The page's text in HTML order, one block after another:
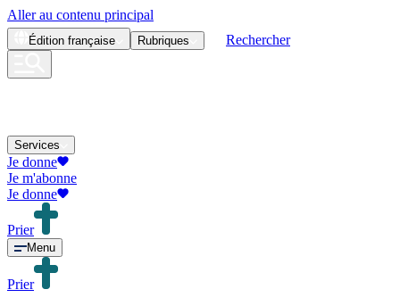
Aller au contenu principal
Édition française Rubriques Rechercher
Services
Je donne
Je m'abonne
Je donne
Prier
Menu
Prier